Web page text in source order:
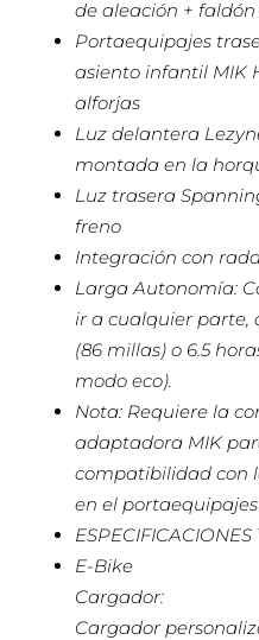
de aleación +
Portaequipajes
asiento infantil MIK
alforjas
Luz delantera
montada en la
Luz trasera
freno
Integración con
Larga Autonomía:
ir a cualquier parte,
(86 millas) o 6.5
modo eco).
Nota: Requiere la
adaptadora MIK
compatibilidad con
en el portaequipajes
ESPECIFICACIONES
E-Bike
Cargador:
Cargador